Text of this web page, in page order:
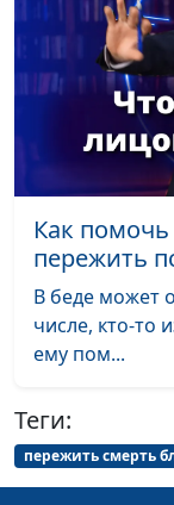
Путь к
Стресс и
благополучие
Влияет ли
на
счастье?
Как
пережить
В беде может
числе, кто-то
ему пом...
Теги:
пережить смерть